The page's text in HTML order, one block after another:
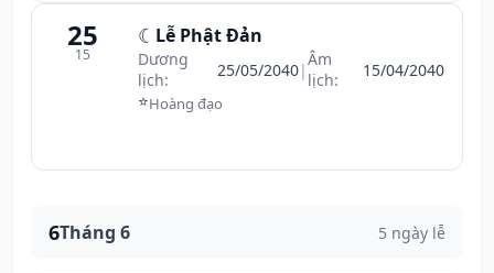
25
15
☾ Lễ Phật Đản
Dương
lịch:
25/05/2040|Âm
lịch:
15/04/2040
⭐Hoàng đạo
6Tháng 6 5 ngày lễ